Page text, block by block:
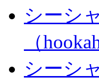
シーシ
（
シーシ